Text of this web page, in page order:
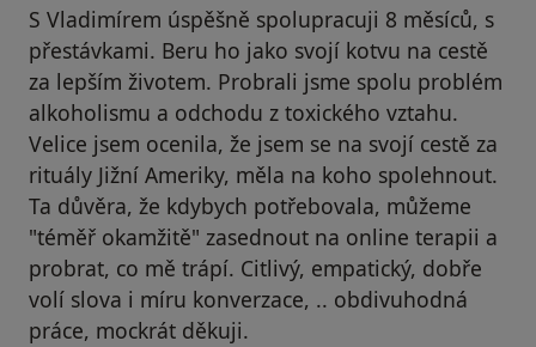
S Vladimírem úspěšně spolupracuji 8 měsíců, s
přestávkami. Beru ho jako svojí kotvu na cestě
za lepším životem. Probrali jsme spolu problém
alkoholismu a odchodu z toxického vztahu.
Velice jsem ocenila, že jsem se na svojí cestě za
rituály Jižní Ameriky, měla na koho spolehnout.
Ta důvěra, že kdybych potřebovala, můžeme
"téměř okamžitě" zasednout na online terapii a
probrat, co mě trápí. Citlivý, empatický, dobře
volí slova i míru konverzace, .. obdivuhodná
práce, mockrát děkuji.